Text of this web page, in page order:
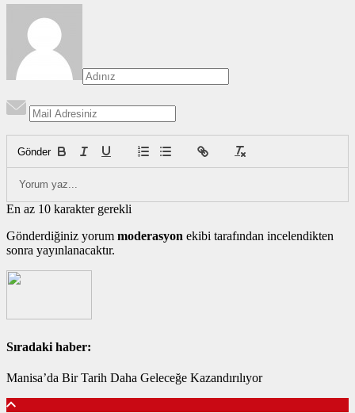
Gönder
En az 10 karakter gerekli
Gönderdiğiniz yorum moderasyon ekibi tarafından incelendikten
sonra yayınlanacaktır.
Sıradaki haber:
Manisa’da Bir Tarih Daha Geleceğe Kazandırılıyor